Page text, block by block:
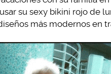
su sexy bikini rojo de
más modernos en